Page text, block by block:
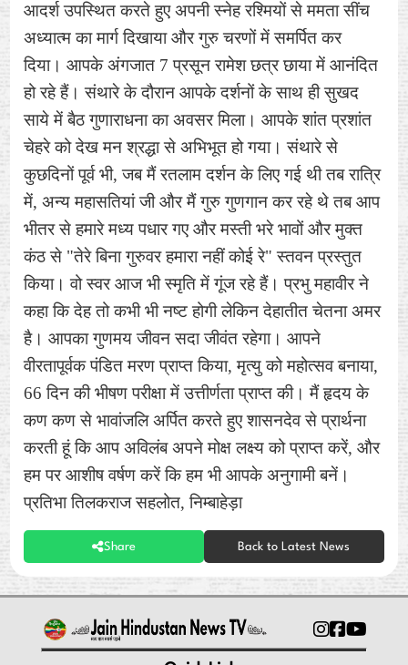
आदर्श उपस्थित करते हुए अपनी स्नेह रश्मियों से ममता सींच
अध्यात्म का मार्ग दिखाया और गुरु चरणों में समर्पित कर
दिया। आपके अंगजात 7 प्रसून रामेश छत्र छाया में आनंदित
हो रहे हैं। संथारे के दौरान आपके दर्शनों के साथ ही सुखद
साये में बैठ गुणाराधना का अवसर मिला। आपके शांत प्रशांत
चेहरे को देख मन श्रद्धा से अभिभूत हो गया। संथारे से
कुछदिनों पूर्व भी, जब मैं रतलाम दर्शन के लिए गई थी तब रात्रि
में, अन्य महासतियां जी और मैं गुरु गुणगान कर रहे थे तब आप
भीतर से हमारे मध्य पधार गए और मस्ती भरे भावों और मुक्त
कंठ से "तेरे बिना गुरुवर हमारा नहीं कोई रे" स्तवन प्रस्तुत
किया। वो स्वर आज भी स्मृति में गूंज रहे हैं। प्रभु महावीर ने
कहा कि देह तो कभी भी नष्ट होगी लेकिन देहातीत चेतना अमर
है। आपका गुणमय जीवन सदा जीवंत रहेगा। आपने
वीरतापूर्वक पंडित मरण प्राप्त किया, मृत्यु को महोत्सव बनाया,
66 दिन की भीषण परीक्षा में उत्तीर्णता प्राप्त की। मैं हृदय के
कण कण से भावांजलि अर्पित करते हुए शासनदेव से प्रार्थना
करती हूं कि आप अविलंब अपने मोक्ष लक्ष्य को प्राप्त करें, और
हम पर आशीष वर्षण करें कि हम भी आपके अनुगामी बनें।
प्रतिभा तिलकराज सहलोत, निम्बाहेड़ा
Share Back to Latest News